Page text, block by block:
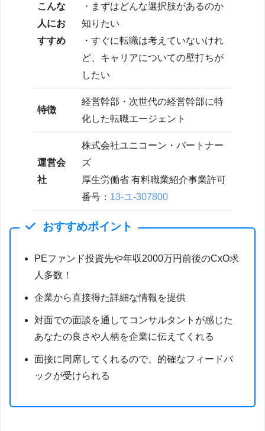
こんな
人にお
すすめ
・まずはどんな選択肢があるのか
知りたい
・すぐに転職は考えていないけれ
ど、キャリアについての壁打ちが
したい
特徴
経営幹部・次世代の経営幹部に特
化した転職エージェント
運営会
社
株式会社ユニコーン・パートナー
ズ
厚生労働省 有料職業紹介事業許可
番号： 13-ユ-307800
おすすめポイント
PEファンド投資先や年収2000万円前後のCxO求
人多数！
企業から直接得た詳細な情報を提供
対面での面談を通してコンサルタントが感じた
あなたの良さや人柄を企業に伝えてくれる
面接に同席してくれるので、的確なフィードバ
ックが受けられる